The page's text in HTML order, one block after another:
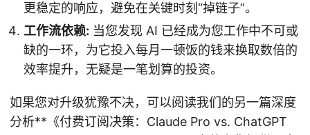
更稳定的响应，避免在关键时刻“掉链子”。
工作流依赖: 当您发现 AI 已经成为您工作中不可或
缺的一环，为它投入每月一顿饭的钱来换取数倍的
效率提升，无疑是一笔划算的投资。
如果您对升级犹豫不决，可以阅读我们的另一篇深度
分析**《付费订阅决策：Claude Pro vs. ChatGPT